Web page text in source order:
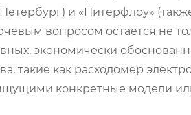
и «Питерфлоу»
вопросом остается не
экономически
такие как расходомер
конкретные модели